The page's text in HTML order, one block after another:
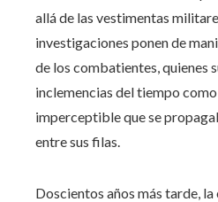
allá de las vestimentas
investigaciones ponen de
de los combatientes, quienes
inclemencias del tiempo
imperceptible que se
entre sus filas.
Doscientos años más tarde,